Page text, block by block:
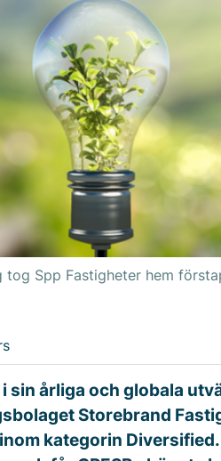
tog Spp Fastigheter hem
i sin årliga och globala
Storebrand
kategorin